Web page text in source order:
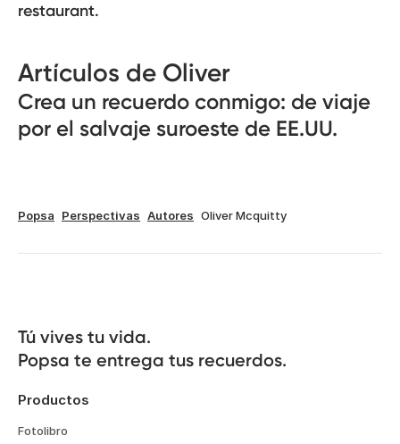
restaurant.
Artículos de Oliver
Crea un recuerdo conmigo: de viaje
por el salvaje suroeste de EE.UU.
Popsa Perspectivas Autores Oliver Mcquitty
Tú vives tu vida.
Popsa te entrega tus recuerdos.
Productos
Fotolibro